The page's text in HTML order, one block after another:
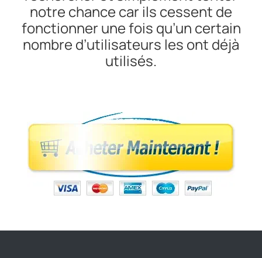
notre chance car ils cessent de
fonctionner une fois qu’un certain
nombre d’utilisateurs les ont déjà
utilisés.